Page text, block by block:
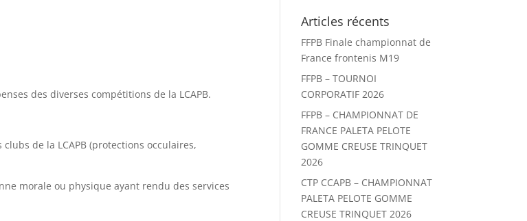
des diverses compétitions de la LCAPB.
de la LCAPB (protections occulaires,
morale ou physique ayant rendu des services
Articles récents
FFPB Finale championnat de
France frontenis M19
FFPB – TOURNOI
CORPORATIF 2026
FFPB – CHAMPIONNAT DE
FRANCE PALETA PELOTE
GOMME CREUSE TRINQUET
2026
CTP CCAPB – CHAMPIONNAT
PALETA PELOTE GOMME
CREUSE TRINQUET 2026